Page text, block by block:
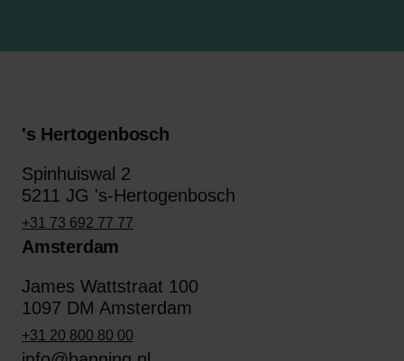
's Hertogenbosch
Spinhuiswal 2
5211 JG 's-Hertogenbosch
+31 73 692 77 77
Amsterdam
James Wattstraat 100
1097 DM Amsterdam
+31 20 800 80 00